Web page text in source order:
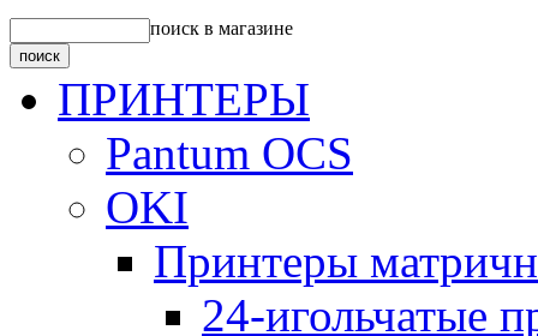
поиск в магазине
ПРИНТЕРЫ
Pantum OCS
OKI
Принтеры
24-игольчатые